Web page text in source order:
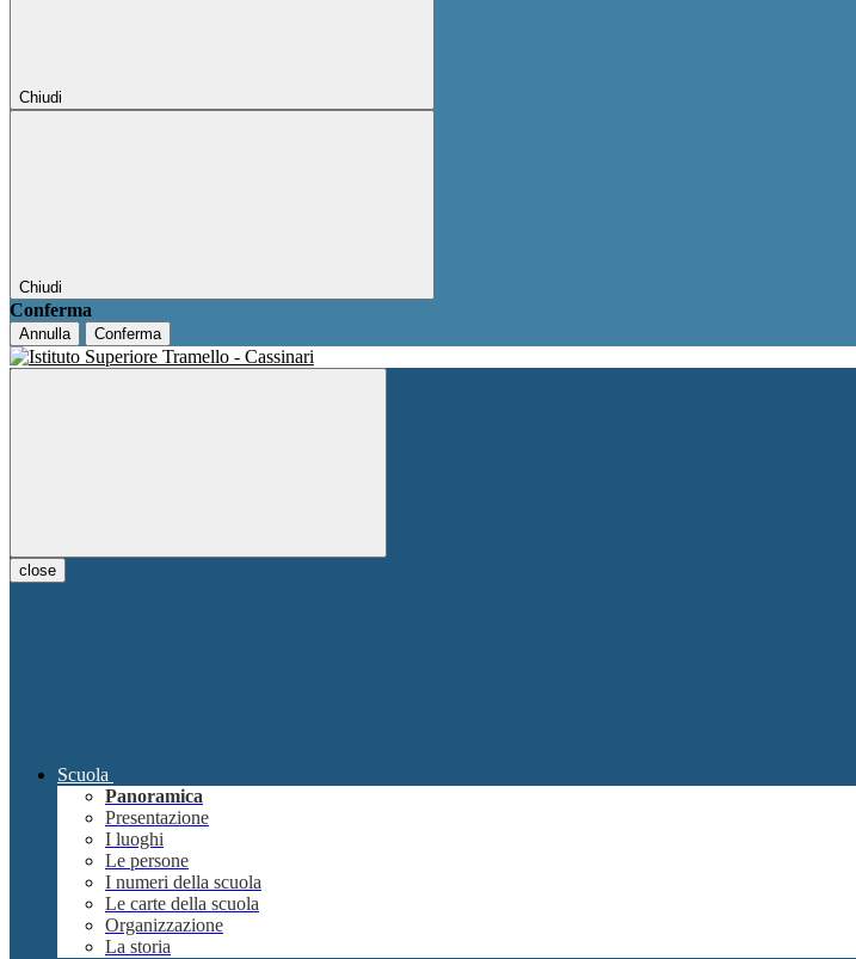
Chiudi
Chiudi
Conferma
Annulla Conferma
close
Scuola
Panoramica
Presentazione
I luoghi
Le persone
I numeri della scuola
Le carte della scuola
Organizzazione
La storia